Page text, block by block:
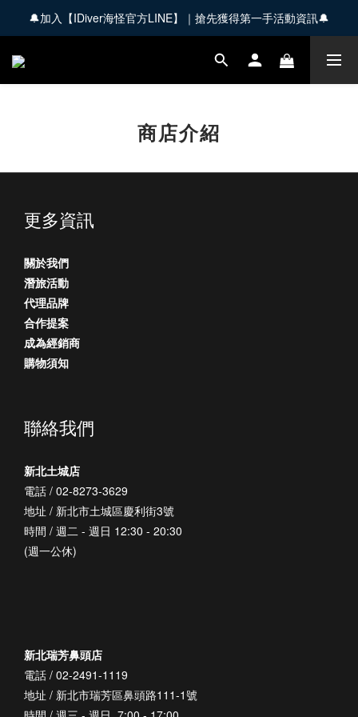
🚚 全館商品滿 $3,000 享免運優惠【會員限定】
🔔加入【IDiver海怪官方LINE】｜搶先獲得第一手活動資訊🔔
🚚 全館商品滿 $3,000 享免運優惠【會員限定】
商店介紹
更多資訊
關於我們
潛旅活動
代理品牌
合作提案
成為經銷商
購物須知
聯絡我們
新北土城店
電話 / 02-8273-3629
地址 / 新北市土城區慶利街3號
時間 / 週二 - 週日 12:30 - 20:30
(週一公休)
新北瑞芳鼻頭店
電話 / 02-2491-1119
地址 / 新北市瑞芳區鼻頭路111-1號